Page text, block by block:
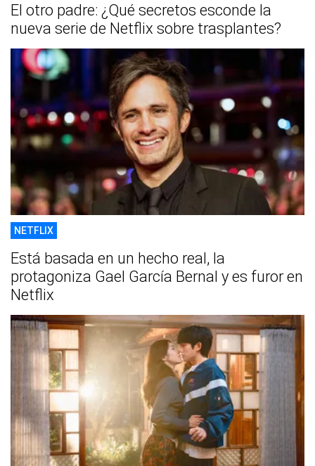
El otro padre: ¿Qué secretos esconde la
nueva serie de Netflix sobre trasplantes?
NETFLIX
Está basada en un hecho real, la
protagoniza Gael García Bernal y es furor en
Netflix